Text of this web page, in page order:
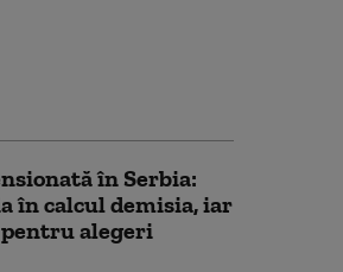
în Serbia:
în calcul demisia, iar
alegeri